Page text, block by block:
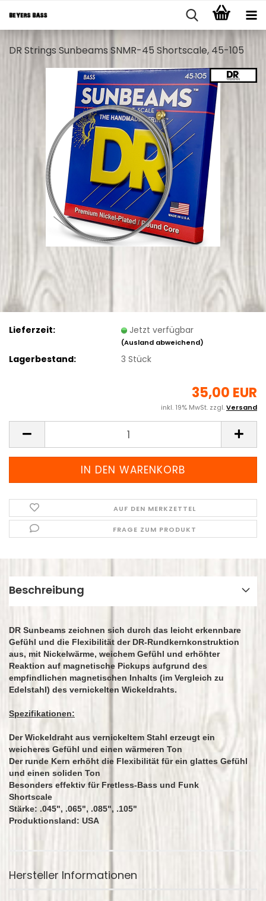
DR Strings Sunbeams SNMR-45 Shortscale, 45-105
Lieferzeit: Jetzt verfügbar
(Ausland abweichend)
Lagerbestand: 3Stück
35,00 EUR
inkl. 19% MwSt. zzgl.Versand
AUF DEN MERKZETTEL
FRAGE ZUM PRODUKT
Beschreibung
DR Sunbeams zeichnen sich durch das leicht erkennbare
Gefühl und die Flexibilität der DR-Rundkernkonstruktion
aus, mit Nickelwärme, weichem Gefühl und erhöhter
Reaktion auf magnetische Pickups aufgrund des
empfindlichen magnetischen Inhalts (im Vergleich zu
Edelstahl) des vernickelten Wickeldrahts.
Spezifikationen:
Der Wickeldraht aus vernickeltem Stahl erzeugt ein
weicheres Gefühl und einen wärmeren Ton
Der runde Kern erhöht die Flexibilität für ein glattes Gefühl
und einen soliden Ton
Besonders effektiv für Fretless-Bass und Funk
Shortscale
Stärke: .045", .065", .085", .105"
Produktionsland: USA
Hersteller Informationen